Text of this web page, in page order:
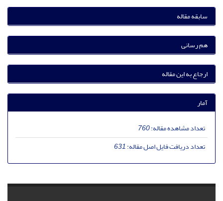
سابقه مقاله
هم رسانی
ارجاع به این مقاله
آمار
تعداد مشاهده مقاله:760
تعداد دریافت فایل اصل مقاله:631